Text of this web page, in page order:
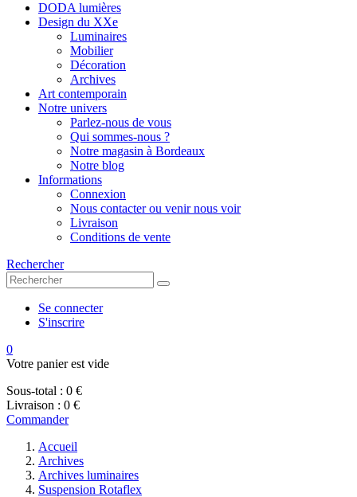
DODA lumières
Design du XXe
Luminaires
Mobilier
Décoration
Archives
Art contemporain
Notre univers
Parlez-nous de vous
Qui sommes-nous ?
Notre magasin à Bordeaux
Notre blog
Informations
Connexion
Nous contacter ou venir nous voir
Livraison
Conditions de vente
Rechercher
Se connecter
S'inscrire
0
Votre panier est vide
Sous-total : 0 €
Livraison : 0 €
Commander
Accueil
Archives
Archives luminaires
Suspension Rotaflex